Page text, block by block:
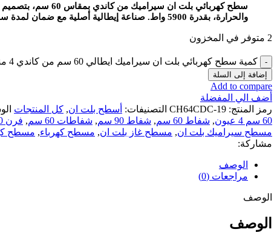
والحرارة، بقدرة 5900 واط. صناعة إيطالية أصلية مع ضمان لمدة سنتين
2 متوفر في المخزون
كمية سطح كهربائي بلت ان سيراميك ايطالي 60 سم من كاندي 4 مناطق طهي 12 مستوى طاقة زجاج اسود
إضافة إلى السلة
Add to compare
أضف الي المفضلة
رمز المنتج: CH64CDC-19 التصنيفات: أسطح بلت ان, كل المنتجات
60 سم 4 عيون
, شفاط 60 سم , شفاط 90 سم , شفاطات 60 سم , فرن 60 سم
مسطح سيراميك بلت ان, مسطح غاز بلت ان, مسطح كهرباء, مسطح
مشاركة:
الوصف
مراجعات (0)
الوصف
الوصف